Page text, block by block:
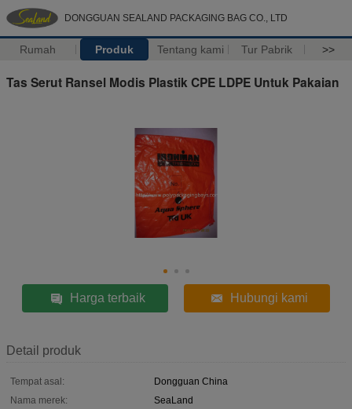
DONGGUAN SEALAND PACKAGING BAG CO., LTD
Rumah Produk Tentang kami Tur Pabrik >>
Tas Serut Ransel Modis Plastik CPE LDPE Untuk Pakaian
Harga terbaik Hubungi kami
Detail produk
Tempat asal:
Dongguan China
Nama merek:
SeaLand